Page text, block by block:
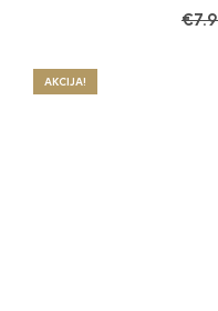
€
AKCIJA!